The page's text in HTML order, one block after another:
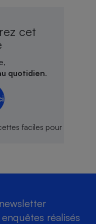
cet
quotidien.
réalisés